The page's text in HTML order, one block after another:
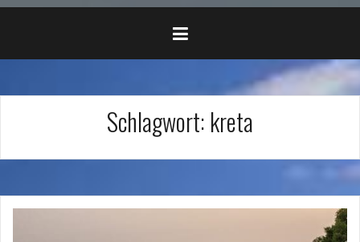
Schlagwort: kreta